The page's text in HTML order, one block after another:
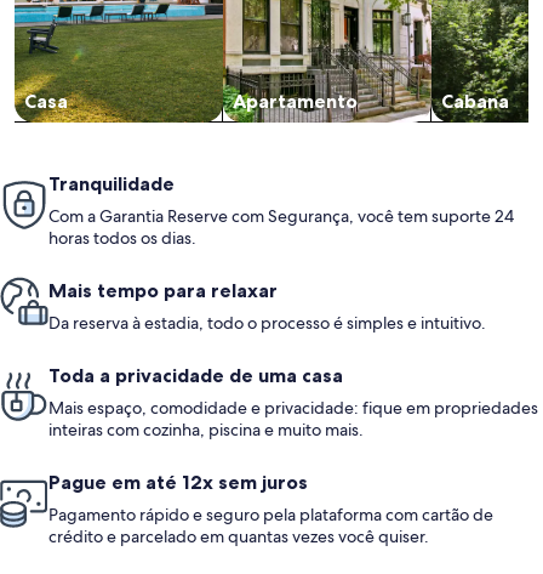
Casa Apartamento Cabana
Tranquilidade
Com a Garantia Reserve com Segurança, você tem suporte 24
horas todos os dias.
Mais tempo para relaxar
Da reserva à estadia, todo o processo é simples e intuitivo.
Toda a privacidade de uma casa
Mais espaço, comodidade e privacidade: fique em propriedades
inteiras com cozinha, piscina e muito mais.
Pague em até 12x sem juros
Pagamento rápido e seguro pela plataforma com cartão de
crédito e parcelado em quantas vezes você quiser.